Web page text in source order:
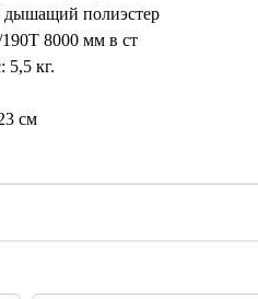
дышащий полиэстер
8000 мм в ст
5,5 кг.
см